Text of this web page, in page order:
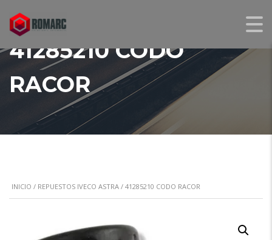
41285210 CODO
RACOR
INICIO / REPUESTOS IVECO ASTRA / 41285210 CODO RACOR